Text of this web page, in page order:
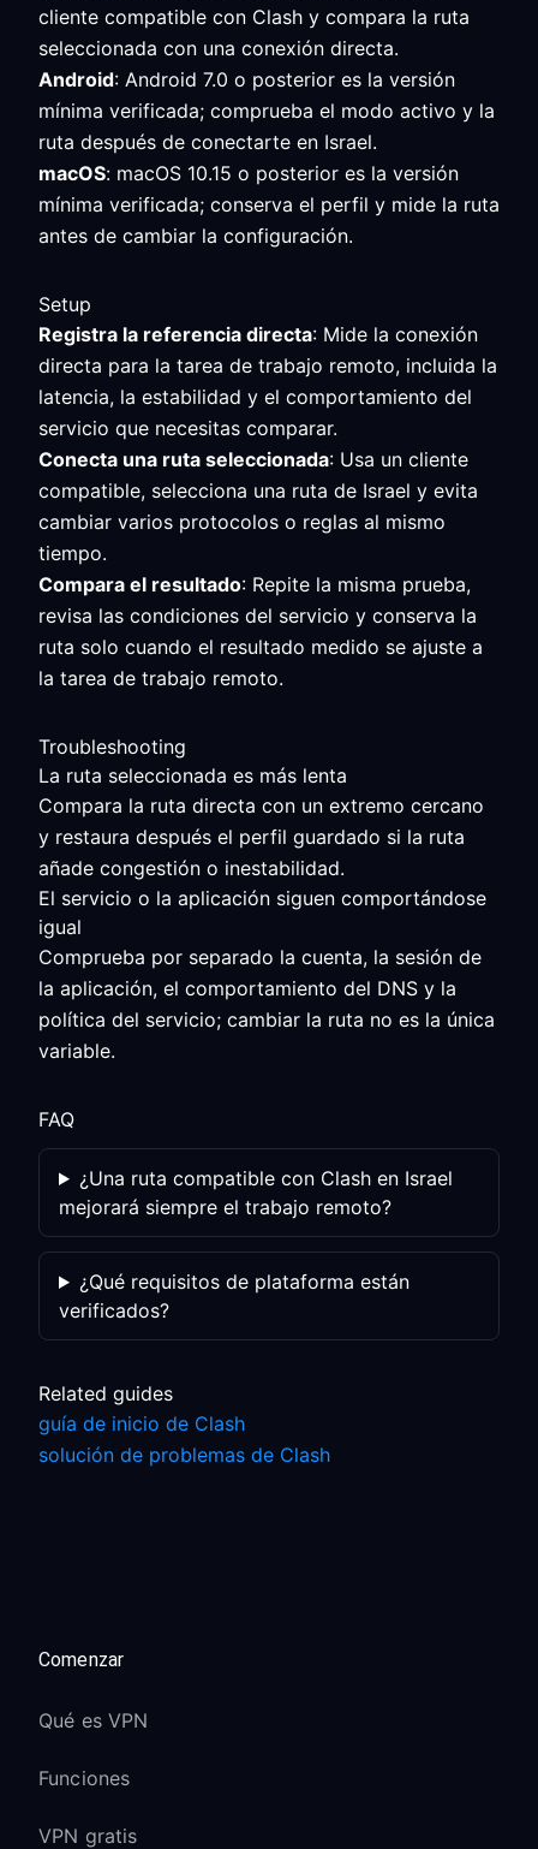
cliente compatible con Clash y compara la ruta
seleccionada con una conexión directa.
Android: Android 7.0 o posterior es la versión
mínima verificada; comprueba el modo activo y la
ruta después de conectarte en Israel.
macOS: macOS 10.15 o posterior es la versión
mínima verificada; conserva el perfil y mide la ruta
antes de cambiar la configuración.
Setup
Registra la referencia directa: Mide la conexión
directa para la tarea de trabajo remoto, incluida la
latencia, la estabilidad y el comportamiento del
servicio que necesitas comparar.
Conecta una ruta seleccionada: Usa un cliente
compatible, selecciona una ruta de Israel y evita
cambiar varios protocolos o reglas al mismo
tiempo.
Compara el resultado: Repite la misma prueba,
revisa las condiciones del servicio y conserva la
ruta solo cuando el resultado medido se ajuste a
la tarea de trabajo remoto.
Troubleshooting
La ruta seleccionada es más lenta
Compara la ruta directa con un extremo cercano
y restaura después el perfil guardado si la ruta
añade congestión o inestabilidad.
El servicio o la aplicación siguen comportándose
igual
Comprueba por separado la cuenta, la sesión de
la aplicación, el comportamiento del DNS y la
política del servicio; cambiar la ruta no es la única
variable.
FAQ
¿Una ruta compatible con Clash en Israel
mejorará siempre el trabajo remoto?
¿Qué requisitos de plataforma están
verificados?
Related guides
guía de inicio de Clash
solución de problemas de Clash
Comenzar
Qué es VPN
Funciones
VPN gratis